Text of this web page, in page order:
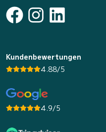
Kundenbewertungen
4.88/5
4.9/5